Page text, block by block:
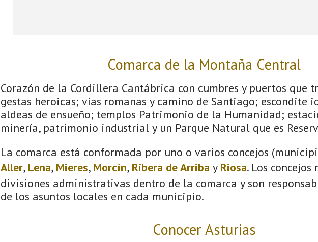
Comarca de la Montaña Central
Corazón de la Cordillera Cantábrica con cumbres y puertos que
gestas heroicas; vías romanas y camino de Santiago; escondite
aldeas de ensueño; templos Patrimonio de la Humanidad;
minería, patrimonio industrial y un Parque Natural que es
La comarca está conformada por uno o varios concejos
Aller, Lena, Mieres, Morcín, Ribera de Arriba y Riosa. Los
divisiones administrativas dentro de la comarca y son
de los asuntos locales en cada municipio.
Conocer Asturias